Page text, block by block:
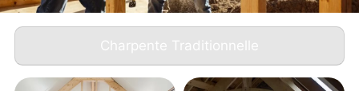
Charpente Traditionnelle